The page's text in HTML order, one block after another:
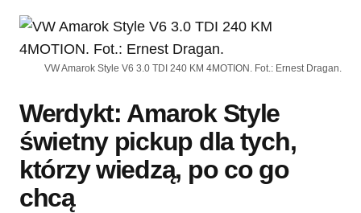
VW Amarok Style V6 3.0 TDI 240 KM 4MOTION. Fot.: Ernest Dragan.
Werdykt: Amarok Style
świetny pickup dla tych,
którzy wiedzą, po co go
chcą